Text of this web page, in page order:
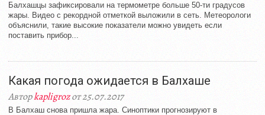
Балхашцы зафиксировали на термометре больше 50-ти градусов
жары. Видео с рекордной отметкой выложили в сеть. Метеорологи
объяснили, такие высокие показатели можно увидеть если
поставить прибор...
Какая погода ожидается в Балхаше
Авторkapligrozот 25.07.2017
В Балхаш снова пришла жара. Синоптики прогнозируют в